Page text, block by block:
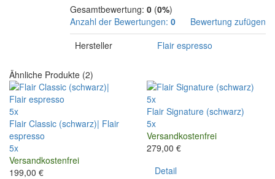
Gesamtbewertung: 0 (0%)
Anzahl der Bewertungen: 0
Bewertung zufügen
Hersteller
Flair espresso
Ähnliche Produkte (2)
5x
Flair Classic (schwarz)| Flair
espresso
5x
Versandkostenfrei
199,00 €
5x
Flair Signature (schwarz)
5x
Versandkostenfrei
279,00 €
Detail